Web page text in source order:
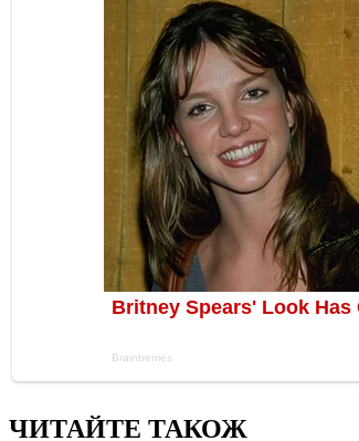
ЧИТАЙТЕ ТАКОЖ